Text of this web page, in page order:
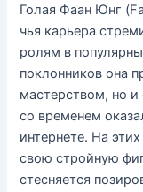
Голая Фаан Юнг
чья карьера
ролям в
поклонников она
мастерством, но
со временем
интернете. На
свою стройную
стесняется